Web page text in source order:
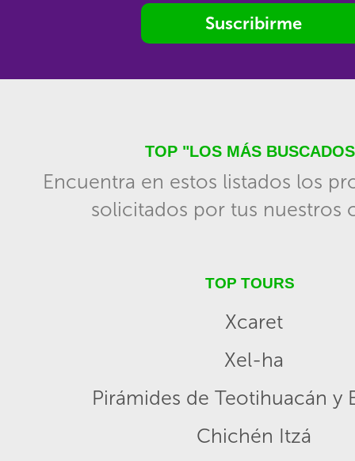
Suscribirme
TOP "LOS MÁS
Encuentra en estos listados los
solicitados por tus nuestros
TOP TOURS
Xcaret
Xel-ha
Pirámides de Teotihuacán y
Chichén Itzá